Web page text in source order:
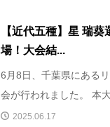
【近代五種】星 瑞
場！大会結...
6月8日、千葉県にある
会が行われました。 本
2025.06.17